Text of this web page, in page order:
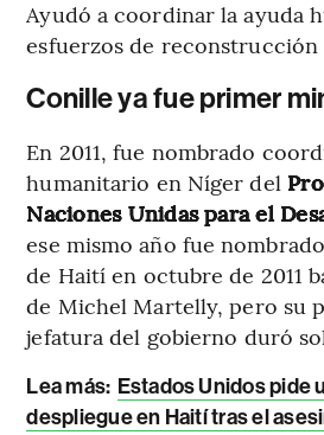
Ayudó a coordinar la ayuda
esfuerzos de reconstrucción
Conille ya fue primer
En 2011, fue nombrado
humanitario en Níger del
Naciones Unidas para el
ese mismo año fue
de Haití en octubre de 2011
de Michel Martelly, pero su
jefatura del gobierno duró
Lea más: Estados Unidos pide
despliegue en Haití tras el